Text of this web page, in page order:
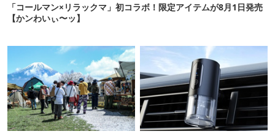
「コールマン×リラックマ」初コラボ！限定アイテムが8月1日発売
【かンわいぃ〜ッ】